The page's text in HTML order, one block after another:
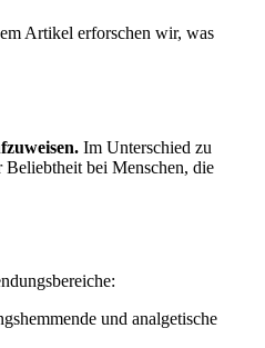
Artikel erforschen wir, was
Im Unterschied zu
Beliebtheit bei Menschen, die
und analgetische